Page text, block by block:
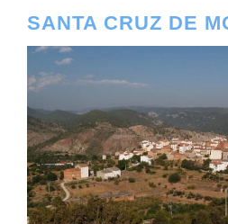
SANTA CRUZ DE